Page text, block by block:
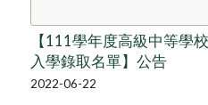
【111學年度高級中等學
入學錄取名單】公告
2022-06-22